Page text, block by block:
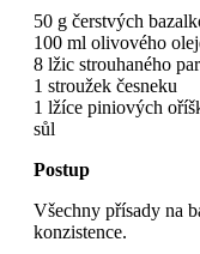
50 g čerstvých
100 ml olivového
8 lžic strouhaného
1 stroužek česneku
1 lžíce piniových
sůl
Postup
Všechny přísady na
konzistence.